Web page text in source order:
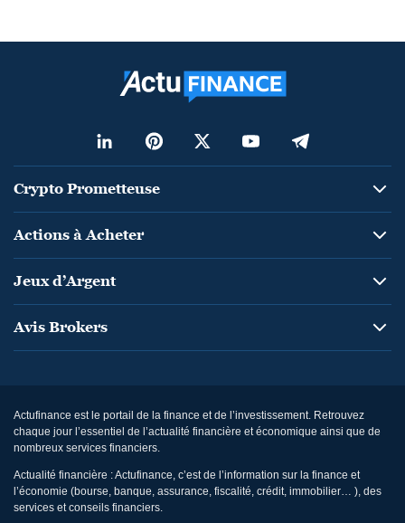
Crypto Prometteuse
Actions à Acheter
Jeux d’Argent
Avis Brokers
Actufinance est le portail de la finance et de l’investissement. Retrouvez
chaque jour l’essentiel de l’actualité financière et économique ainsi que de
nombreux services financiers.
Actualité financière : Actufinance, c’est de l’information sur la finance et
l’économie (bourse, banque, assurance, fiscalité, crédit, immobilier… ), des
services et conseils financiers.